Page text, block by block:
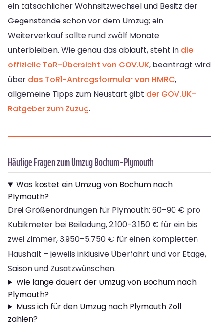
ein tatsächlicher Wohnsitzwechsel und Besitz der
Gegenstände schon vor dem Umzug; ein
Weiterverkauf sollte rund zwölf Monate
unterbleiben. Wie genau das abläuft, steht in die
offizielle ToR-Übersicht von GOV.UK, beantragt wird
über das ToR1-Antragsformular von HMRC,
allgemeine Tipps zum Neustart gibt der GOV.UK-
Ratgeber zum Zuzug.
Häufige Fragen zum Umzug Bochum–Plymouth
Was kostet ein Umzug von Bochum nach
Plymouth?
Drei Größenordnungen für Plymouth: 60–90 € pro
Kubikmeter bei Beiladung, 2.100–3.150 € für ein bis
zwei Zimmer, 3.950–5.750 € für einen kompletten
Haushalt – jeweils inklusive Überfahrt und vor Etage,
Saison und Zusatzwünschen.
Wie lange dauert der Umzug von Bochum nach
Plymouth?
Muss ich für den Umzug nach Plymouth Zoll
zahlen?